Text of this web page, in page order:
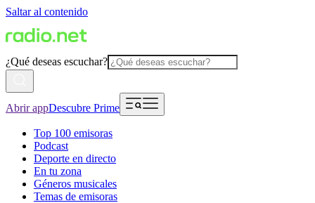
Saltar al contenido
¿Qué deseas escuchar?
Abrir appDescubre Prime
Top 100 emisoras
Podcast
Deporte en directo
En tu zona
Géneros musicales
Temas de emisoras